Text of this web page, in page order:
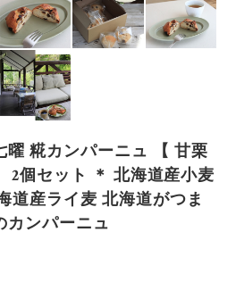
曜 糀カンパーニュ 【 甘栗
2個セット ＊ 北海道産小麦
道産ライ麦 北海道がつま
カンパーニュ